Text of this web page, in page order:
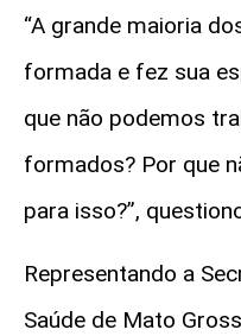
“A grande maioria
formada e fez sua
que não podemos
formados? Por que
para isso?”,
Representando a
Saúde de Mato